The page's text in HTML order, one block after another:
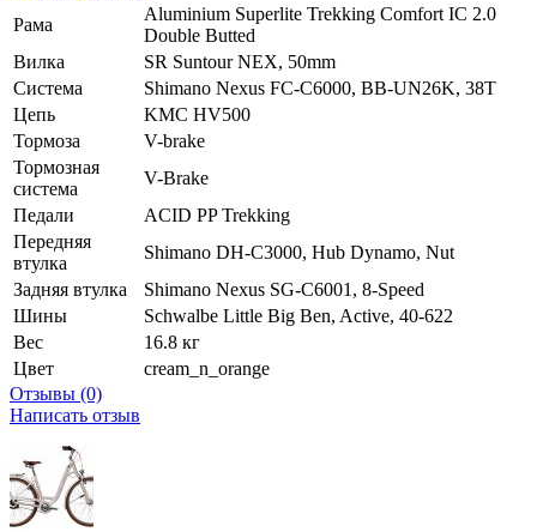
Рама
Aluminium Superlite Trekking Comfort IC 2.0
Double Butted
Вилка
SR Suntour NEX, 50mm
Система
Shimano Nexus FC-C6000, BB-UN26K, 38T
Цепь
KMC HV500
Тормоза
V-brake
Тормозная
система
V-Brake
Педали
ACID PP Trekking
Передняя
втулка
Shimano DH-C3000, Hub Dynamo, Nut
Задняя втулка
Shimano Nexus SG-C6001, 8-Speed
Шины
Schwalbe Little Big Ben, Active, 40-622
Вес
16.8 кг
Цвет
cream_n_orange
Отзывы (0)
Написать отзыв